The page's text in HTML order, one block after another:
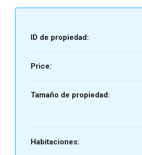
ID de propiedad:
Price:
Tamaño de propiedad:
Habitaciones: